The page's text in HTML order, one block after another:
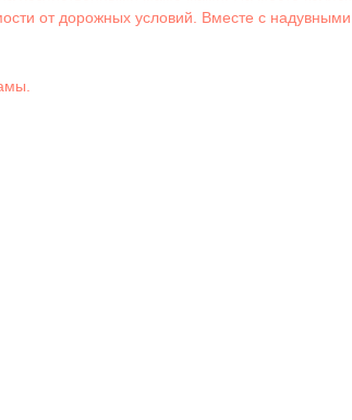
от дорожных условий. Вместе с